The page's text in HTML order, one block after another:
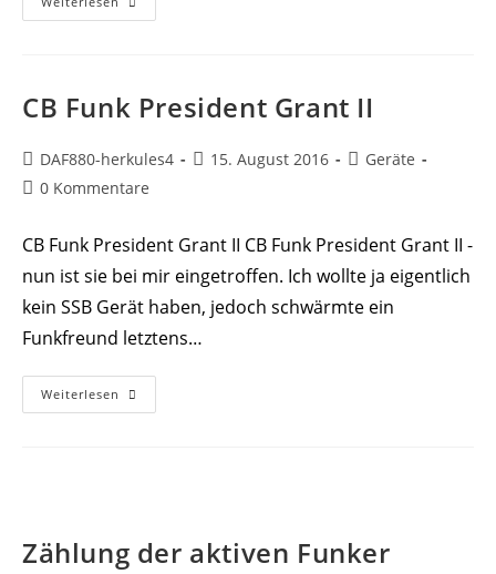
Funk
Mir
Wieder
CB Funk President Grant II
Beitrags-
Autor:
DAF880-herkules4
Beitrag
15. August 2016
Beitrags-
Geräte
Beitrags-
0 Kommentare
CB Funk President Grant II CB Funk President Grant II -
nun ist sie bei mir eingetroffen. Ich wollte ja eigentlich
kein SSB Gerät haben, jedoch schwärmte ein
Funkfreund letztens…
Weiterlesen CB
Funk
Zählung der aktiven Funker